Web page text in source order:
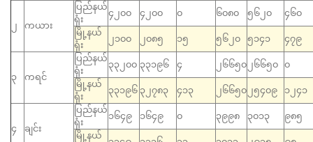
၂ ကယား
ပြည်နယ်
ရုံး
၄၂၀၀ ၄၂၀၀ ၀ ၆၀၈၀ ၅၆၂၀
၄၆၀
မြို့နယ်
ရုံး
၂၁၀၀ ၂၀၈၅ ၁၅ ၅၆၂၀ ၅၁၄၁ ၄၇၉
၃ ကရင်
ပြည်နယ်
ရုံး
၃၃၂၀၀ ၃၃၁၉၆ ၄ ၂၆၆၅၀ ၂၆၆၅၀ ၀
မြို့နယ်
ရုံး
၃၃၁၉၆ ၃၂၇၈၃ ၄၁၃ ၂၆၆၅၀ ၂၅၄၀၉ ၁၂၄၁
၄ ချင်း
ပြည်နယ်
ရုံး
၁၆၄၉ ၁၆၄၉ ၀ ၃၉၉၈ ၃၀၁၃
၉၈၅
မြို့နယ်